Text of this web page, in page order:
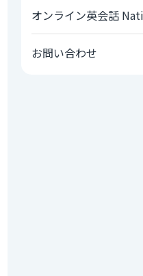
オンライン英会話
お問い合わせ